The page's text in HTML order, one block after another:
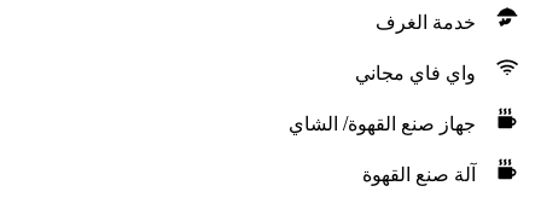
خدمة الغرف
واي فاي مجاني
جهاز صنع القهوة/ الشاي
آلة صنع القهوة